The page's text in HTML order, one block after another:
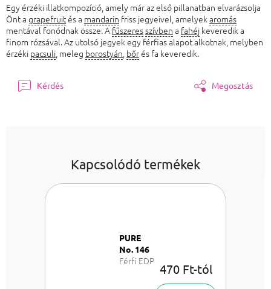
Egy érzéki illatkompozíció, amely már az első pillanatban elvarázsolja
Önt a grapefruités a mandarin friss jegyeivel, amelyek aromás
mentával fonódnak össze. A fűszeresszívben a fahéj keveredik a
finom rózsával. Az utolsó jegyek egy férfias alapot alkotnak, melyben
érzéki pacsuli , meleg borostyán bőrés fa keveredik.
Kérdés Megosztás
Kapcsolódó termékek
PURE
No. 146
Férfi EDP
470 Ft-tól